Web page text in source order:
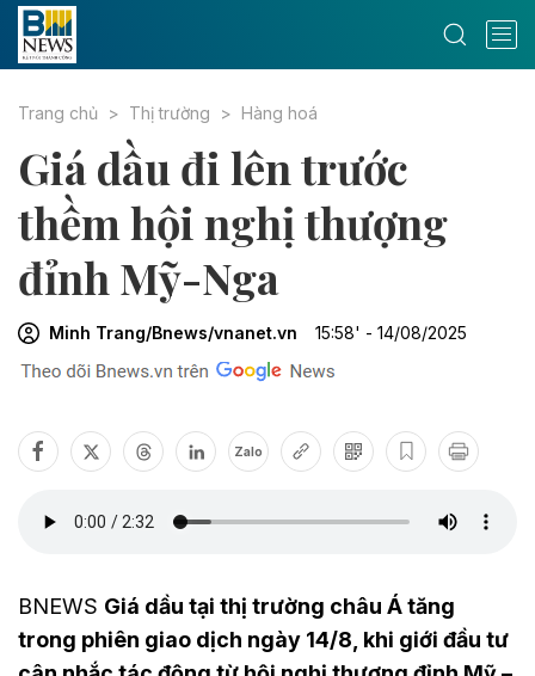
Trang chủ Thị trường Hàng hoá
Giá dầu đi lên trước
thềm hội nghị thượng
đỉnh Mỹ-Nga
Minh Trang/Bnews/vnanet.vn 15:58' - 14/08/2025
Zalo
BNEWS Giá dầu tại thị trường châu Á tăng
trong phiên giao dịch ngày 14/8, khi giới đầu tư